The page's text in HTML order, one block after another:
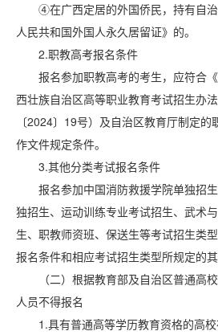
④在广西定居的外国侨民，持有自
人民共和国外国人永久居留证》的。
2.职教高考报名条件
报名参加职教高考的考生，应符合
西壮族自治区高等职业教育考试招生办
〔2024〕19号）及自治区教育厅制定
作文件规定条件。
3.其他分类考试报名条件
报名参加中国消防救援学院单独招
独招生、运动训练专业考试招生、武术
生、职教师资班、保送生等考试招生类
报名条件和相应考试招生类型所规定的其
（二）根据教育部及自治区普通高
人员不得报名
1.具有普通高等学历教育资格的高